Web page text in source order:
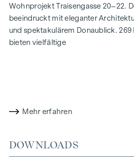
Wohnprojekt Traisengasse 20–22.
beeindruckt mit eleganter
und spektakulärem Donaublick.
bieten vielfältige
In der Traisengasse 20–22 vereinen
Funktionalität in jeder Wohneinheit.
Mehr erfahren
DOWNLOADS